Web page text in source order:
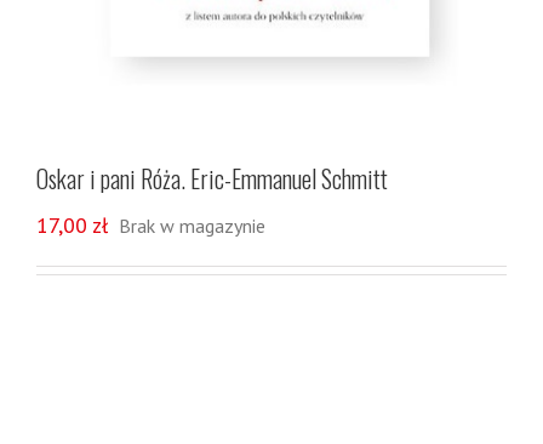
Oskar i pani Róża. Eric-Emmanuel Schmitt
17,00 zł Brak w magazynie